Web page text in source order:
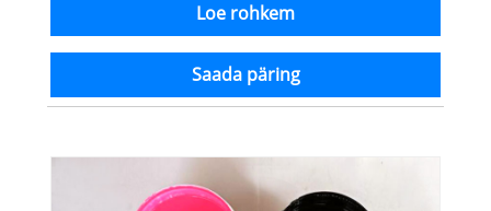
Loe rohkem
Saada päring